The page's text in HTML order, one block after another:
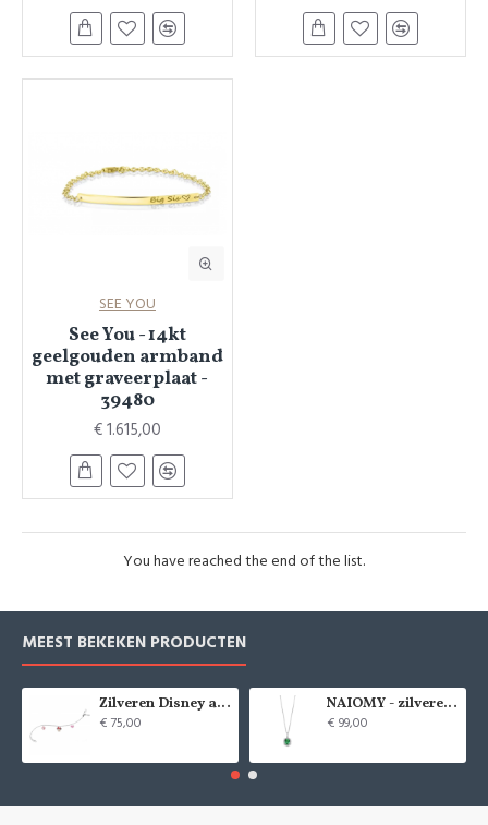
SEE YOU
See You - 14kt
geelgouden armband
met graveerplaat -
39480
€ 1.615,00
You have reached the end of the list.
MEEST BEKEKEN PRODUCTEN
Zilveren Disney armband Minnie Mouse - 9084
€ 75,00
NAIOMY - zilveren halsketting met zirconium - 37715
€ 99,00